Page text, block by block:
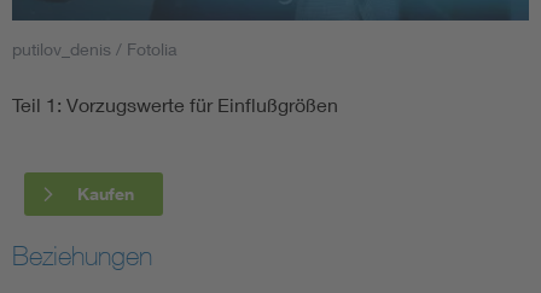
Smart Cities
DKE Fachinformationen im Kontext der Normung
Blitzschutz: DIN EN 62305 in der Übersicht
Circular Economy für mehr Ressourceneffizienz
putilov_denis / Fotolia
Teil 1: Vorzugswerte für Einflußgrößen
Kaufen
Beziehungen